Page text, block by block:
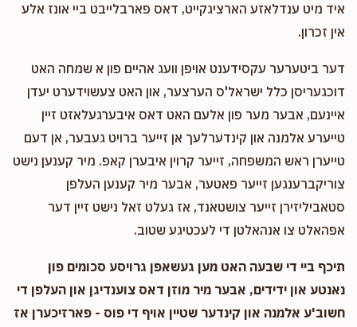
איד מיט ענדלאזע הארציגקייט, דאס פארבלייבט ביי אונז אלע
אין זכרון.
דער ביטערער עקסידענט אויפן וועג אהיים פון א שמחה האט
דוכגעריסן כלל ישראל'ס הערצער, און האט צעשוידערט יעדן
איינעם, אבער מער פון אלעם האט דאס איבערגעלאזט זיין
טייערע אלמנה און קינדערלעך אן זייער ברויט געבער, אן דעם
טייערן ראש המשפחה, זייער קרוין איבערן קאפ. מיר קענען נישט
צוריקברענגען זייער פאטער, אבער מיר קענען העלפן
סטאביליזירן זייער צושטאנד, אז געלט זאל נישט זיין דער
אפהאלט צו אנהאלטן די לעכטיגע שטוב.
תיכף ביי די שבעה האט מען געשאפן גרויסע סכומים פון
נאנטע און ידידים, אבער מיר מוזן דאס צוענדיגן און העלפן די
חשוב'ע אלמנה און קינדער שטיין אויף די פוס - פארזיכערן אז